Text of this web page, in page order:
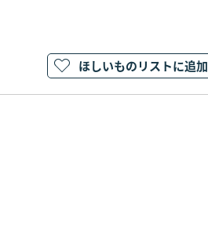
ほしいものリストに追加